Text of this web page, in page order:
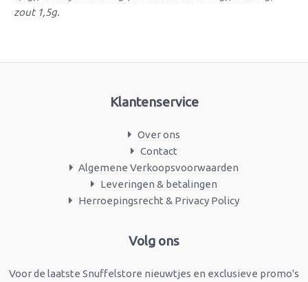
zout 1,5g.
Klantenservice
Over ons
Contact
Algemene Verkoopsvoorwaarden
Leveringen & betalingen
Herroepingsrecht & Privacy Policy
Volg ons
Voor de laatste Snuffelstore nieuwtjes en exclusieve promo's
Facebook